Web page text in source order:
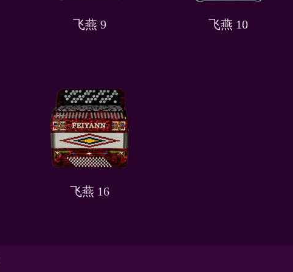
飞燕 9 飞燕 10
飞燕 16